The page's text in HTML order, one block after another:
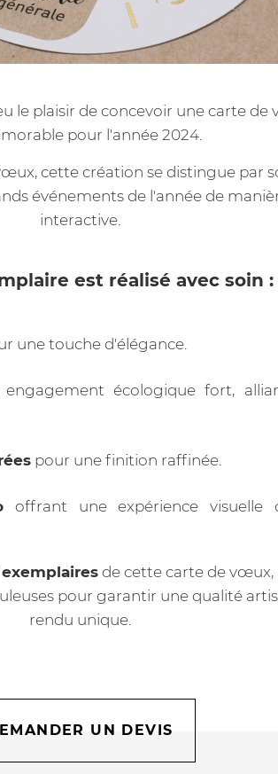
le plaisir de concevoir une carte
pour l'année 2024.
cette création se distingue par
événements de l'année de
interactive.
est réalisé avec soin :
une touche d'élégance.
écologique fort,
pour une finition raffinée.
offrant une expérience visuelle
de cette carte de vœux,
pour garantir une qualité
rendu unique.
UN DEVIS